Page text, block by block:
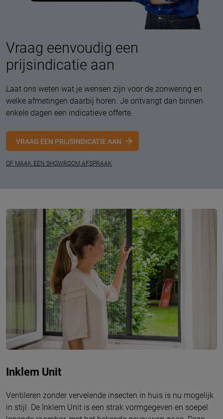
Vraag eenvoudig een
prijsindicatie aan
Laat ons weten wat je wensen zijn voor de zonwering en
welke afmetingen daarbij horen. Je ontvangt dan binnen
enkele dagen een indicatieve offerte.
VRAAG EEN PRIJSINDICATIE AAN
OF MAAK EEN SHOWROOM AFSPRAAK
Inklem Unit
Ventileren zonder vervelende insecten in huis is nu mogelijk
in stijl. De Inklem Unit is een strak vormgegeven en soepel